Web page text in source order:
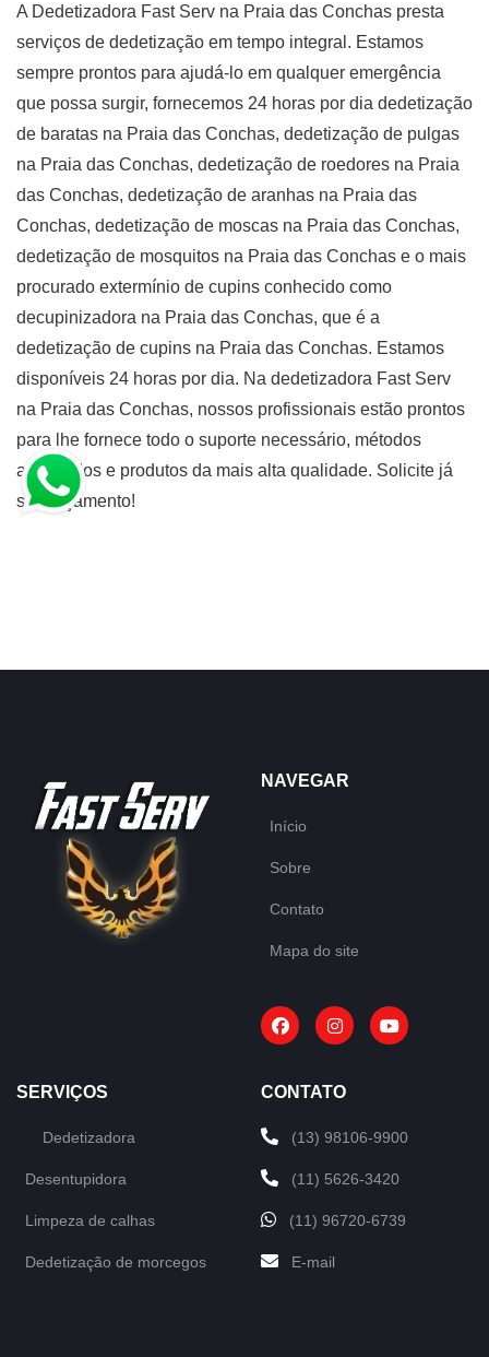
A Dedetizadora Fast Serv na Praia das Conchas presta
serviços de dedetização em tempo integral. Estamos
sempre prontos para ajudá-lo em qualquer emergência
que possa surgir, fornecemos 24 horas por dia dedetização
de baratas na Praia das Conchas, dedetização de pulgas
na Praia das Conchas, dedetização de roedores na Praia
das Conchas, dedetização de aranhas na Praia das
Conchas, dedetização de moscas na Praia das Conchas,
dedetização de mosquitos na Praia das Conchas e o mais
procurado extermínio de cupins conhecido como
decupinizadora na Praia das Conchas, que é a
dedetização de cupins na Praia das Conchas. Estamos
disponíveis 24 horas por dia. Na dedetizadora Fast Serv
na Praia das Conchas, nossos profissionais estão prontos
para lhe fornece todo o suporte necessário, métodos
avançados e produtos da mais alta qualidade. Solicite já
seu orçamento!
NAVEGAR
Início
Sobre
Contato
Mapa do site
SERVIÇOS
Dedetizadora
Desentupidora
Limpeza de calhas
Dedetização de morcegos
CONTATO
(13) 98106-9900
(11) 5626-3420
(11) 96720-6739
E-mail